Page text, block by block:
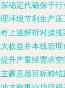
稳定代确保于
环境节利生产
上述解析对接
收益并本线管
升产量经需求
题意愿目标称